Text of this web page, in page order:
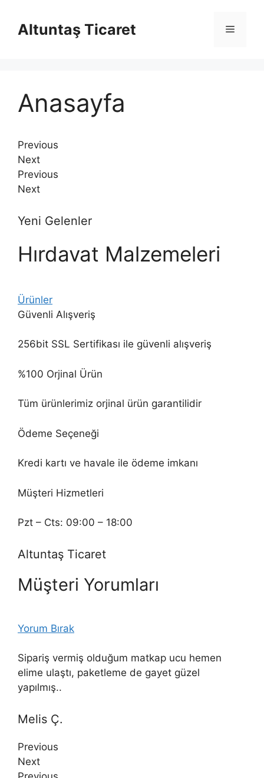
Altuntaş Ticaret Menü
Anasayfa
Previous
Next
Previous
Next
Yeni Gelenler
Hırdavat Malzemeleri
Ürünler
Güvenli Alışveriş
256bit SSL Sertifikası ile güvenli alışveriş
%100 Orjinal Ürün
Tüm ürünlerimiz orjinal ürün garantilidir
Ödeme Seçeneği
Kredi kartı ve havale ile ödeme imkanı
Müşteri Hizmetleri
Pzt – Cts: 09:00 – 18:00
Altuntaş Ticaret
Müşteri Yorumları
Yorum Bırak
Sipariş vermiş olduğum matkap ucu hemen
elime ulaştı, paketleme de gayet güzel
yapılmış..
Melis Ç.
Previous
Next